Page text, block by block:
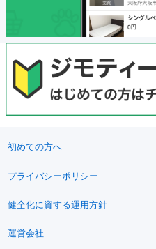
初めての方へ
プライバシーポリシー
健全化に資する運用方針
運営会社